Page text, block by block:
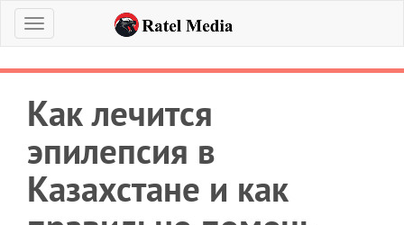
Меню
Как лечится
эпилепсия в
Казахстане и как